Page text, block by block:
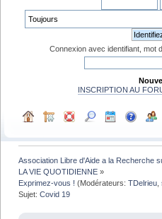
Connexion avec identifiant, mot
INSCRIPTION AU
Association Libre d'Aide a la Recherche
LA VIE QUOTIDIENNE »
Exprimez-vous ! (Modérateurs:TDelrieu ,
Sujet:Covid 19